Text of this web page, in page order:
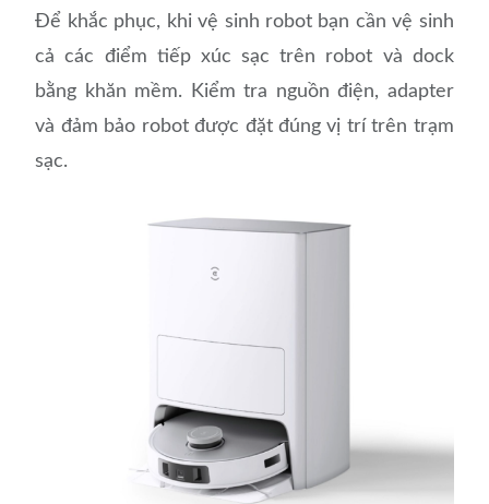
Để khắc phục, khi vệ sinh robot bạn cần vệ sinh
cả các điểm tiếp xúc sạc trên robot và dock
bằng khăn mềm. Kiểm tra nguồn điện, adapter
và đảm bảo robot được đặt đúng vị trí trên trạm
sạc.